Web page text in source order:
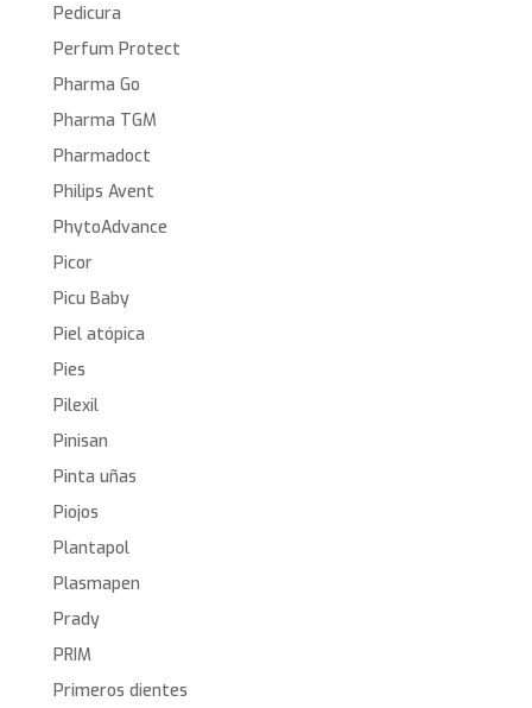
Pedicura
Perfum Protect
Pharma Go
Pharma TGM
Pharmadoct
Philips Avent
PhytoAdvance
Picor
Picu Baby
Piel atópica
Pies
Pilexil
Pinisan
Pinta uñas
Piojos
Plantapol
Plasmapen
Prady
PRIM
Primeros dientes